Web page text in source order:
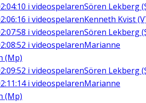
i videospelarenSören Lekberg
i videospelarenKenneth Kvist
i videospelarenSören Lekberg
i videospelarenMarianne
(Mp)
i videospelarenSören Lekberg
i videospelarenMarianne
(Mp)